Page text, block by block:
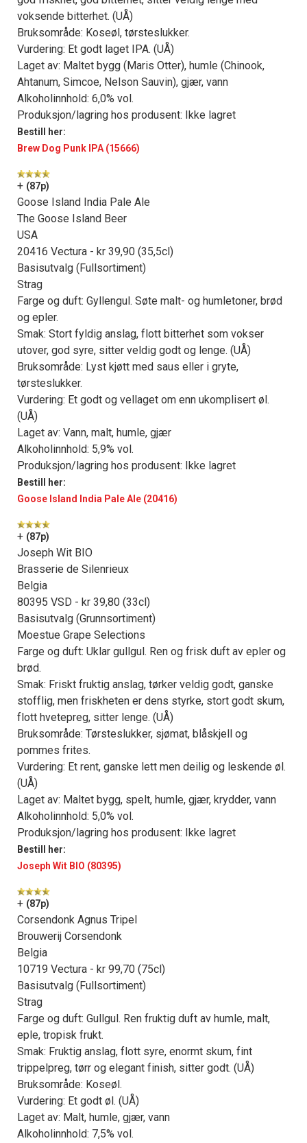
voksende bitterhet. (UÅ)
Bruksområde: Koseøl, tørsteslukker.
Vurdering: Et godt laget IPA. (UÅ)
Laget av: Maltet bygg (Maris Otter), humle (Chinook,
Ahtanum, Simcoe, Nelson Sauvin), gjær, vann
Alkoholinnhold: 6,0% vol.
Produksjon/lagring hos produsent: Ikke lagret
Bestill her:
Brew Dog Punk IPA (15666)
+ (87p)
Goose Island India Pale Ale
The Goose Island Beer
USA
20416 Vectura - kr 39,90 (35,5cl)
Basisutvalg (Fullsortiment)
Strag
Farge og duft: Gyllengul. Søte malt- og humletoner, brød
og epler.
Smak: Stort fyldig anslag, flott bitterhet som vokser
utover, god syre, sitter veldig godt og lenge. (UÅ)
Bruksområde: Lyst kjøtt med saus eller i gryte,
tørsteslukker.
Vurdering: Et godt og vellaget om enn ukomplisert øl.
(UÅ)
Laget av: Vann, malt, humle, gjær
Alkoholinnhold: 5,9% vol.
Produksjon/lagring hos produsent: Ikke lagret
Bestill her:
Goose Island India Pale Ale (20416)
+ (87p)
Joseph Wit BIO
Brasserie de Silenrieux
Belgia
80395 VSD - kr 39,80 (33cl)
Basisutvalg (Grunnsortiment)
Moestue Grape Selections
Farge og duft: Uklar gullgul. Ren og frisk duft av epler og
brød.
Smak: Friskt fruktig anslag, tørker veldig godt, ganske
stofflig, men friskheten er dens styrke, stort godt skum,
flott hvetepreg, sitter lenge. (UÅ)
Bruksområde: Tørsteslukker, sjømat, blåskjell og
pommes frites.
Vurdering: Et rent, ganske lett men deilig og leskende øl.
(UÅ)
Laget av: Maltet bygg, spelt, humle, gjær, krydder, vann
Alkoholinnhold: 5,0% vol.
Produksjon/lagring hos produsent: Ikke lagret
Bestill her:
Joseph Wit BIO (80395)
+ (87p)
Corsendonk Agnus Tripel
Brouwerij Corsendonk
Belgia
10719 Vectura - kr 99,70 (75cl)
Basisutvalg (Fullsortiment)
Strag
Farge og duft: Gullgul. Ren fruktig duft av humle, malt,
eple, tropisk frukt.
Smak: Fruktig anslag, flott syre, enormt skum, fint
trippelpreg, tørr og elegant finish, sitter godt. (UÅ)
Bruksområde: Koseøl.
Vurdering: Et godt øl. (UÅ)
Laget av: Malt, humle, gjær, vann
Alkoholinnhold: 7,5% vol.